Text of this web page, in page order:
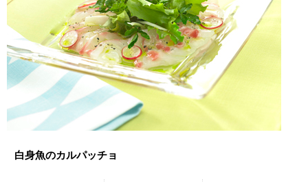
白身魚のカルパッチョ